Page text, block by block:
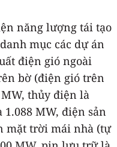
năng lượng tái tạo
mục các dự án
điện gió ngoài
bờ (điện gió trên
thủy điện là
MW, điện sản
mặt trời mái nhà (tự